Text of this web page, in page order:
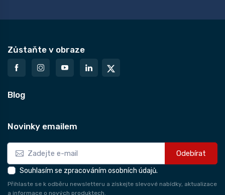
Zůstaňte v obraze
Blog
Novinky emailem
Odebírat
Souhlasím se zpracováním osobních údajů.
Přihlaste se k odběru newsletteru a získejte slevové nabídky, aktualizace
a informace o nových produktech.